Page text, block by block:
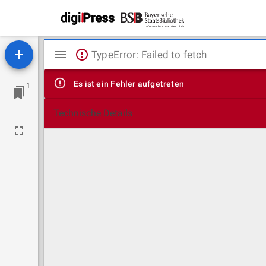
1
Mirador
Viewer
TypeError: Failed to fetch
Es ist ein Fehler aufgetreten
Technische Details